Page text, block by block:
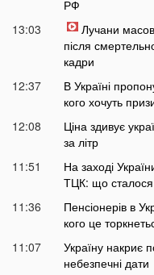
РФ
13:03
Лучани
після
кадри
12:37
В Україні
кого хочуть
12:08
Ціна здивує
за літр
11:51
На заході
ТЦК: що сталося
11:36
Пенсіонерів в
кого це
11:07
Україну накриє
небезпечні дати